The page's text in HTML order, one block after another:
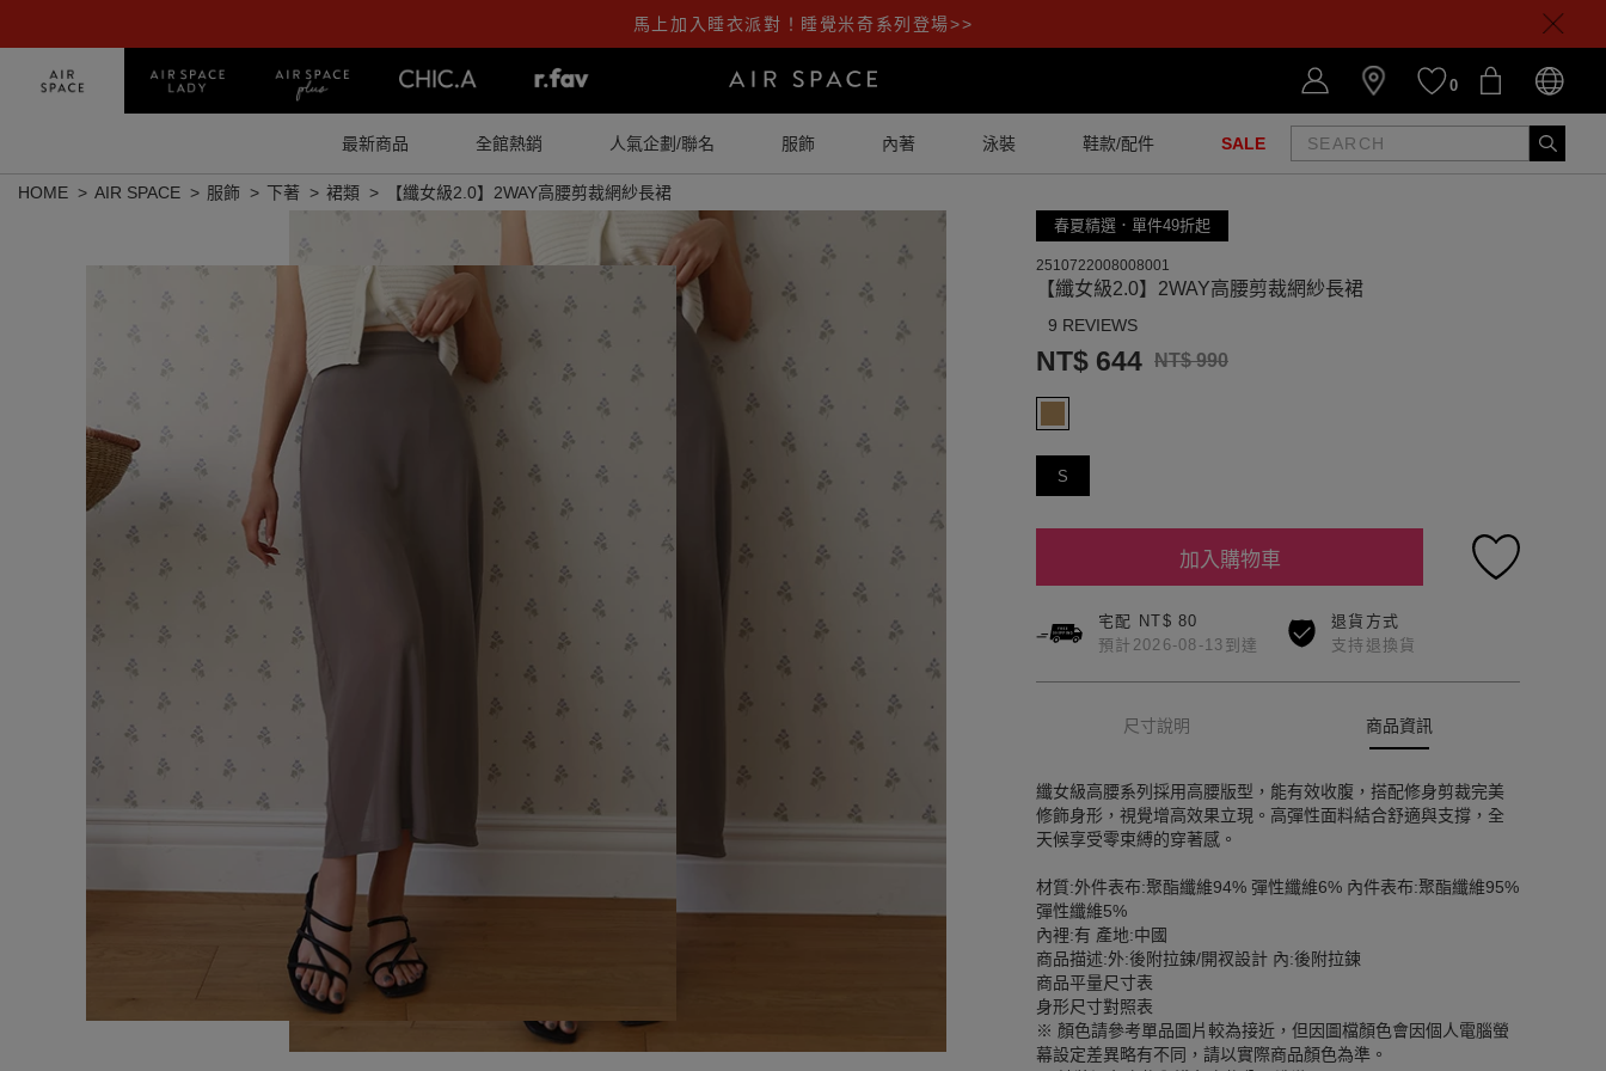
馬上加入睡衣派對！睡覺米奇系列登場>>
0
最新商品 全館熱銷 人氣企劃/聯名 服飾 內著 泳裝 鞋款/配件 SALE
HOME AIR SPACE 服飾 下著 裙類 【纖女級2.0】2WAY高腰剪裁網紗長裙
春夏精選．單件49折起
2510722008008001
【纖女級2.0】2WAY高腰剪裁網紗長裙
9 REVIEWS
NT$ 644 NT$ 990
S
加入購物車
宅配 NT$ 80
預計2026-08-13到達
退貨方式
支持退換貨
尺寸說明 商品資訊
纖女級高腰系列採用高腰版型，能有效收腹，搭配修身剪裁完美
修飾身形，視覺增高效果立現。高彈性面料結合舒適與支撐，全
天候享受零束縛的穿著感。
材質:外件表布:聚酯纖維94% 彈性纖維6% 內件表布:聚酯纖維95%
彈性纖維5%
內裡:有 產地:中國
商品描述:外:後附拉鍊/開衩設計 內:後附拉鍊
商品平量尺寸表
身形尺寸對照表
※ 顏色請參考單品圖片較為接近，但因圖檔顏色會因個人電腦螢
幕設定差異略有不同，請以實際商品顏色為準。